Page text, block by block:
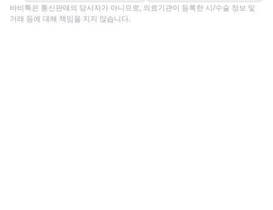
바비톡은 통신판매의 당사자가 아니므로, 의료기관이 등록한 시/수술 정보 및
거래 등에 대해 책임을 지지 않습니다.